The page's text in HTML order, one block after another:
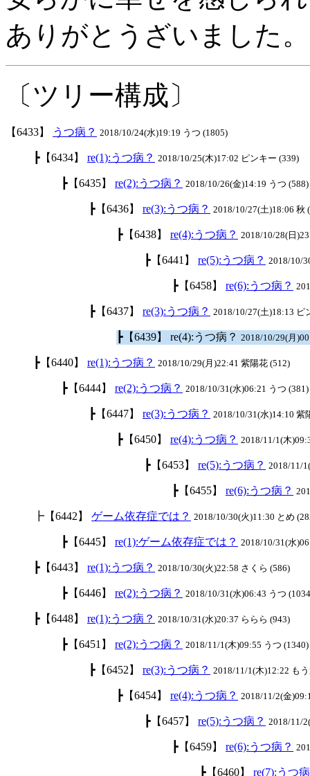
ありがとうざいました。
〔ツリー構成〕
【6433】 うつ病？ 2018/10/24(水)19:19 うつ (1805)
┣【6434】 re(1):うつ病？ 2018/10/25(木)17:02 ピンキー (339)
┣【6435】 re(2):うつ病？ 2018/10/26(金)14:19 うつ (588)
┣【6436】 re(3):うつ病？ 2018/10/27(土)18:06 秋
┣【6438】 re(4):うつ病？ 2018/10/28(日
┣【6441】 re(5):うつ病？ 2018/10/
┣【6458】 re(6):うつ病？
┣【6437】 re(3):うつ病？ 2018/10/27(土)18:13 ピ
┣【6439】 re(4):うつ病？ 2018/10/29(月
┣【6440】 re(1):うつ病？ 2018/10/29(月)22:41 紫陽花 (512)
┣【6444】 re(2):うつ病？ 2018/10/31(水)06:21 うつ (381)
┣【6447】 re(3):うつ病？ 2018/10/31(水)14:10 紫
┣【6450】 re(4):うつ病？ 2018/11/1(木
┣【6453】 re(5):うつ病？ 2018/11/
┣【6455】 re(6):うつ病？
┣【6442】 ゲーム依存症では？ 2018/10/30(火)11:30 とめ
┣【6445】 re(1):ゲーム依存症では？ 2018/10/31(水
┣【6443】 re(1):うつ病？ 2018/10/30(火)22:58 さくら (586)
┣【6446】 re(2):うつ病？ 2018/10/31(水)06:43 うつ
┣【6448】 re(1):うつ病？ 2018/10/31(水)20:37 ららら (943)
┣【6451】 re(2):うつ病？ 2018/11/1(木)09:55 うつ (1340)
┣【6452】 re(3):うつ病？ 2018/11/1(木)12:22 も
┣【6454】 re(4):うつ病？ 2018/11/2(金
┣【6457】 re(5):うつ病？ 2018/11/
┣【6459】 re(6):うつ病？
┣【6460】 re(7):うつ